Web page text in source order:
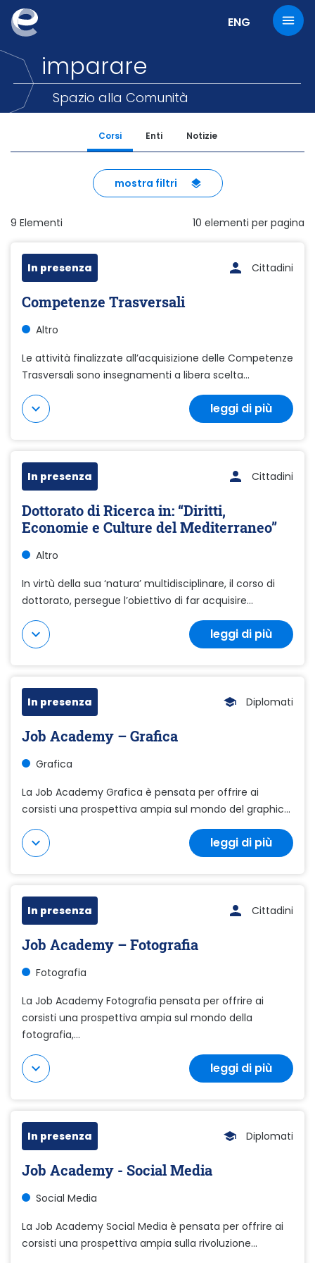
Cambia la
ENG
imparare
Spazio alla Comunità
Corsi Enti Notizie
mostra filtri
9 Elementi 10 elementi per pagina
In presenza Cittadini
Competenze Trasversali
Altro
Le attività finalizzate all’acquisizione delle Competenze
Trasversali sono insegnamenti a libera scelta...
Mostra di più
leggi di più
In presenza Cittadini
Dottorato di Ricerca in: “Diritti,
Economie e Culture del Mediterraneo”
Altro
In virtù della sua ‘natura’ multidisciplinare, il corso di
dottorato, persegue l’obiettivo di far acquisire...
Mostra di più
leggi di più
In presenza Diplomati
Job Academy – Grafica
Grafica
La Job Academy Grafica è pensata per offrire ai
corsisti una prospettiva ampia sul mondo del graphic...
Mostra di più
leggi di più
In presenza Cittadini
Job Academy – Fotografia
Fotografia
La Job Academy Fotografia pensata per offrire ai
corsisti una prospettiva ampia sul mondo della
fotografia,...
Mostra di più
leggi di più
In presenza Diplomati
Job Academy - Social Media
Social Media
La Job Academy Social Media è pensata per offrire ai
corsisti una prospettiva ampia sulla rivoluzione...